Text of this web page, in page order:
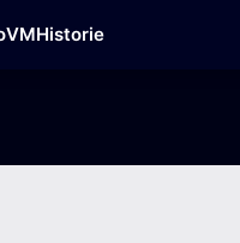
VMHistorie